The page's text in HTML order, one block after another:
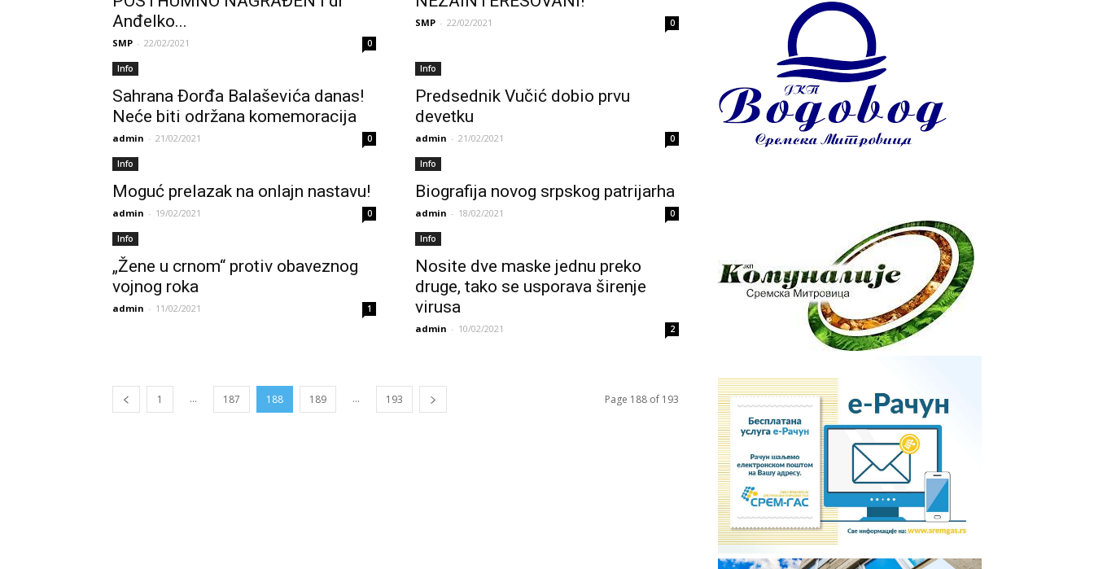
Anđelko...
SMP - 22/02/2021 0
SMP - 22/02/2021 0
Info
Sahrana Đorđa Balaševića danas!
Neće biti održana komemoracija
admin - 21/02/2021 0
Info
Predsednik Vučić dobio prvu
devetku
admin - 21/02/2021 0
Info
Moguć prelazak na onlajn nastavu!
admin - 19/02/2021 0
Info
Biografija novog srpskog patrijarha
admin - 18/02/2021 0
Info
„Žene u crnom“ protiv obaveznog
vojnog roka
admin - 11/02/2021 1
Info
Nosite dve maske jednu preko
druge, tako se usporava širenje
virusa
admin - 10/02/2021 2
1 ... 187 188 189 ... 193 Page 188 of 193